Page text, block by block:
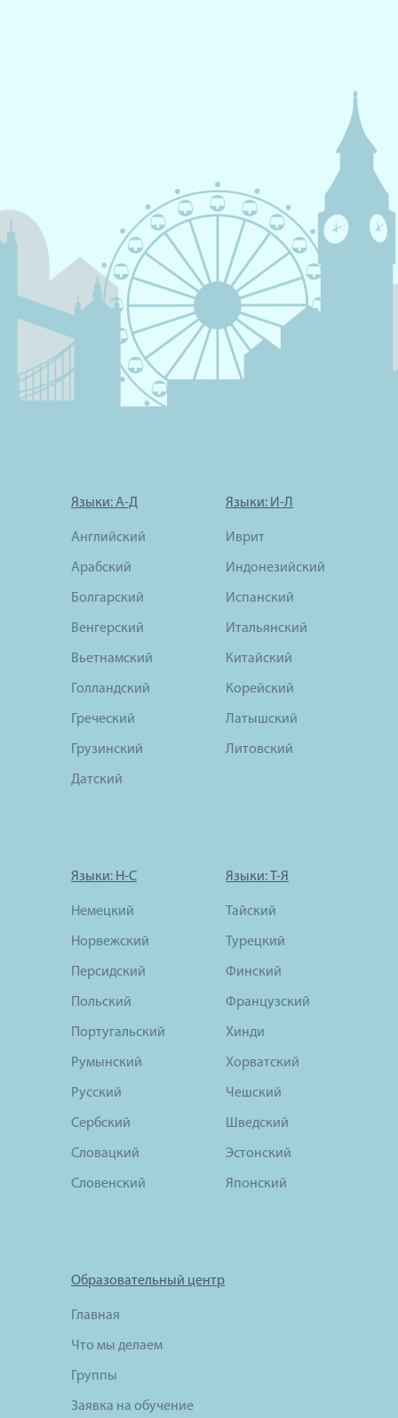
Языки: А-Д
Английский
Арабский
Болгарский
Венгерский
Вьетнамский
Голландский
Греческий
Грузинский
Датский
Языки: И-Л
Иврит
Индонезийский
Испанский
Итальянский
Китайский
Корейский
Латышский
Литовский
Языки: Н-С
Немецкий
Норвежский
Персидский
Польский
Португальский
Румынский
Русский
Сербский
Словацкий
Словенский
Языки: Т-Я
Тайский
Турецкий
Финский
Французский
Хинди
Хорватский
Чешский
Шведский
Эстонский
Японский
Образовательный центр
Главная
Что мы делаем
Группы
Заявка на обучение